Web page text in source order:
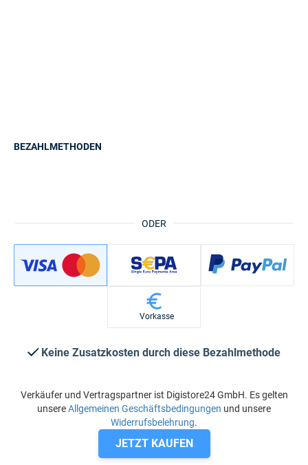
ODER
BEZAHLMETHODEN
Vorkasse
Keine Zusatzkosten durch diese Bezahlmethode
Verkäufer und Vertragspartner ist Digistore24 GmbH. Es gelten
unsereAllgemeinen Geschäftsbedingungen und unsere
Widerrufsbelehrung.
JETZT KAUFEN